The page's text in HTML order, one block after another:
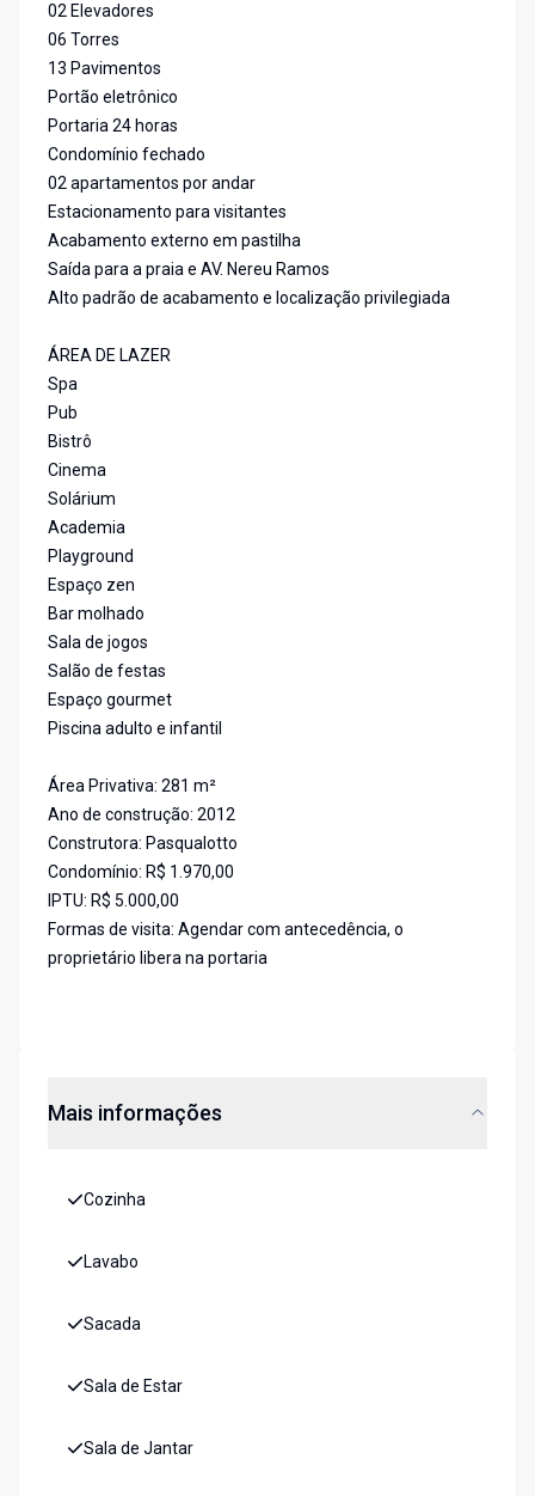
02 Elevadores
06 Torres
13 Pavimentos
Portão eletrônico
Portaria 24 horas
Condomínio fechado
02 apartamentos por andar
Estacionamento para visitantes
Acabamento externo em pastilha
Saída para a praia e AV. Nereu Ramos
Alto padrão de acabamento e localização privilegiada
ÁREA DE LAZER
Spa
Pub
Bistrô
Cinema
Solárium
Academia
Playground
Espaço zen
Bar molhado
Sala de jogos
Salão de festas
Espaço gourmet
Piscina adulto e infantil
Área Privativa: 281 m²
Ano de construção: 2012
Construtora: Pasqualotto
Condomínio: R$ 1.970,00
IPTU: R$ 5.000,00
Formas de visita: Agendar com antecedência, o
proprietário libera na portaria
Mais informações
Cozinha
Lavabo
Sacada
Sala de Estar
Sala de Jantar